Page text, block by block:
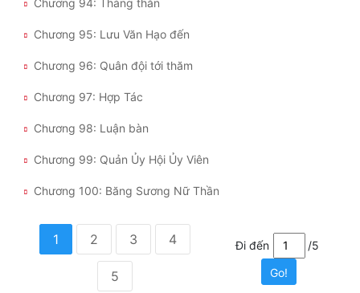
Chương 94: Thẳng thắn
Chương 95: Lưu Văn Hạo đến
Chương 96: Quân đội tới thăm
Chương 97: Hợp Tác
Chương 98: Luận bàn
Chương 99: Quản Ủy Hội Ủy Viên
Chương 100: Băng Sương Nữ Thần
1 2 3 4
5
Đi đến
/5
Go!